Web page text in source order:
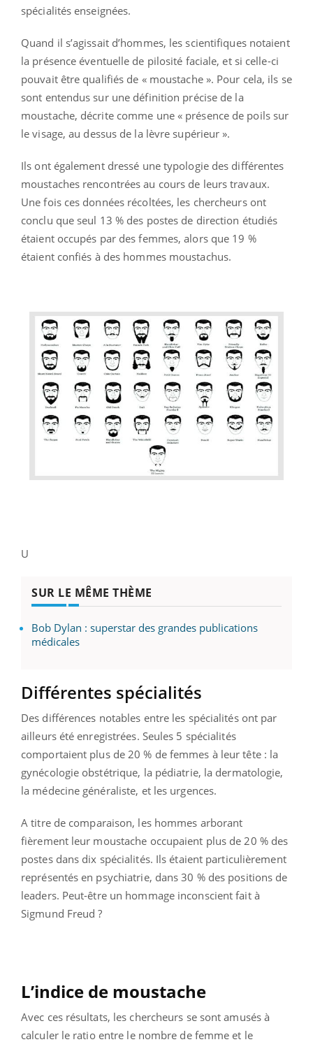
spécialités enseignées.
Quand il s’agissait d’hommes, les scientifiques notaient
la présence éventuelle de pilosité faciale, et si celle-ci
pouvait être qualifiés de « moustache ». Pour cela, ils se
sont entendus sur une définition précise de la
moustache, décrite comme une « présence de poils sur
le visage, au dessus de la lèvre supérieur ».
Ils ont également dressé une typologie des différentes
moustaches rencontrées au cours de leurs travaux.
Une fois ces données récoltées, les chercheurs ont
conclu que seul 13 % des postes de direction étudiés
étaient occupés par des femmes, alors que 19 %
étaient confiés à des hommes moustachus.
U
SUR LE MÊME THÈME
Bob Dylan : superstar des grandes publications
médicales
Différentes spécialités
Des différences notables entre les spécialités ont par
ailleurs été enregistrées. Seules 5 spécialités
comportaient plus de 20 % de femmes à leur tête : la
gynécologie obstétrique, la pédiatrie, la dermatologie,
la médecine généraliste, et les urgences.
A titre de comparaison, les hommes arborant
fièrement leur moustache occupaient plus de 20 % des
postes dans dix spécialités. Ils étaient particulièrement
représentés en psychiatrie, dans 30 % des positions de
leaders. Peut-être un hommage inconscient fait à
Sigmund Freud ?
L’indice de moustache
Avec ces résultats, les chercheurs se sont amusés à
calculer le ratio entre le nombre de femme et le